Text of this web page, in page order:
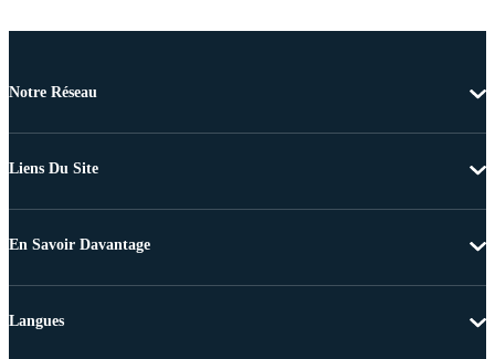
Notre Réseau
Liens Du Site
En Savoir Davantage
Langues